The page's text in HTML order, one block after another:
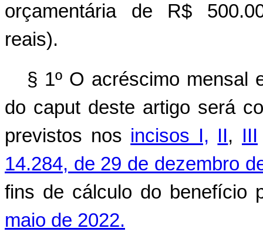
orçamentária de R$
reais).
§ 1º O acréscimo mensal
do caput deste artigo será
previstos nos incisos I, II, III
14.284, de 29 de dezembro
fins de cálculo do benefício
maio de 2022.